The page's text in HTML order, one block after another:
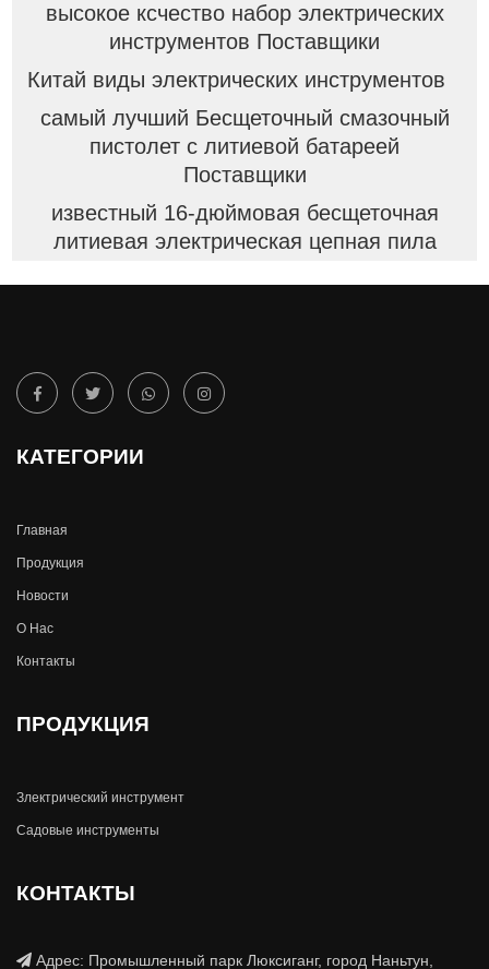
высокое ксчество набор электрических
инструментов Поставщики
Китай виды электрических инструментов
самый лучший Бесщеточный смазочный
пистолет с литиевой батареей
Поставщики
известный 16-дюймовая бесщеточная
литиевая электрическая цепная пила
КАТЕГОРИИ
Главная
Продукция
Новости
О Hас
Контакты
ПРОДУКЦИЯ
Злектрический инструмент
Садовые инструменты
КОНТАКТЫ
Адрес: Промышленный парк Люксиганг, город Наньтун,